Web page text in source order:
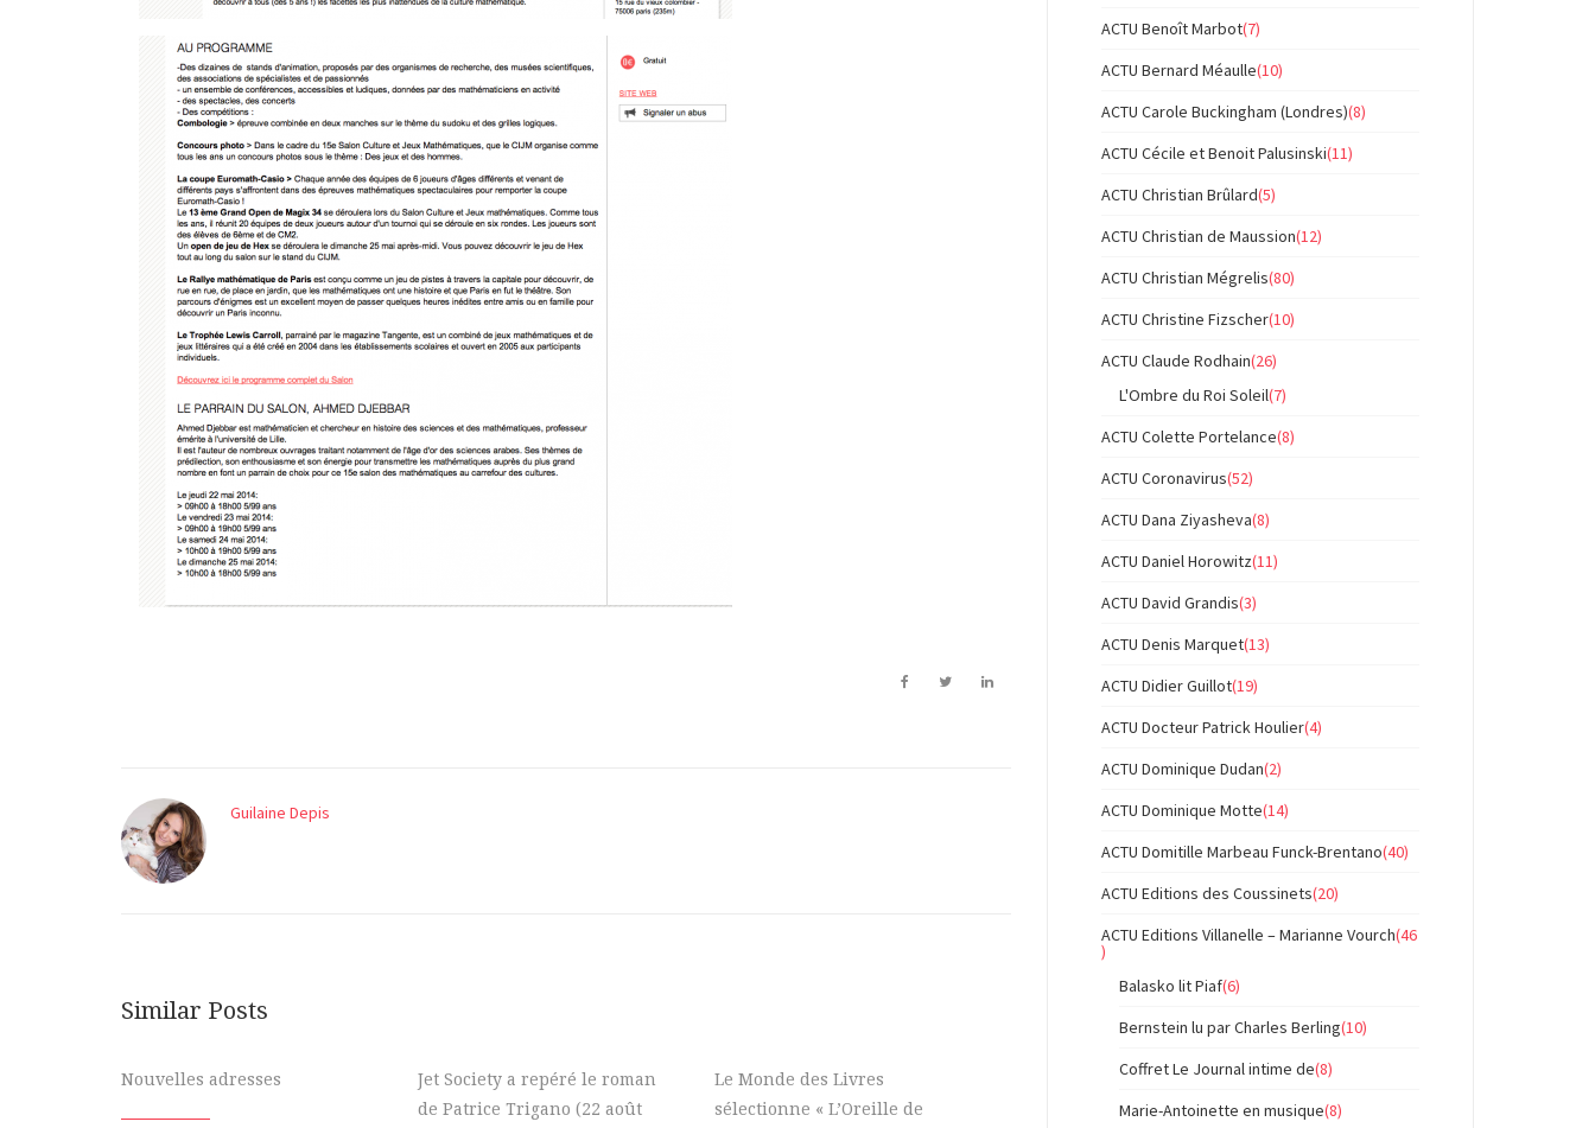
Guilaine Depis
Similar Posts
Nouvelles adresses
Jet Society a repéré le roman
de Patrice Trigano (22 août
Le Monde des Livres
sélectionne « L’Oreille de
ACTU Benoît Marbot(7)
ACTU Bernard Méaulle(10)
ACTU Carole Buckingham (Londres)(8)
ACTU Cécile et Benoit Palusinski(11)
ACTU Christian Brûlard(5)
ACTU Christian de Maussion(12)
ACTU Christian Mégrelis(80)
ACTU Christine Fizscher(10)
ACTU Claude Rodhain(26)
L'Ombre du Roi Soleil(7)
ACTU Colette Portelance(8)
ACTU Coronavirus(52)
ACTU Dana Ziyasheva(8)
ACTU Daniel Horowitz(11)
ACTU David Grandis(3)
ACTU Denis Marquet(13)
ACTU Didier Guillot(19)
ACTU Docteur Patrick Houlier(4)
ACTU Dominique Dudan(2)
ACTU Dominique Motte(14)
ACTU Domitille Marbeau Funck-Brentano(40)
ACTU Editions des Coussinets(20)
ACTU Editions Villanelle – Marianne Vourch(46
)
Balasko lit Piaf(6)
Bernstein lu par Charles Berling(10)
Coffret Le Journal intime de(8)
Marie-Antoinette en musique(8)